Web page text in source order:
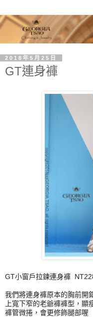
2018年5月25日
GT連身褲
GT小窗戶拉鍊連身褲
我們將連身褲原本的胸前開
上寬下窄的老爺褲褲型，顯
褲管微捲，會更修飾腿部喔